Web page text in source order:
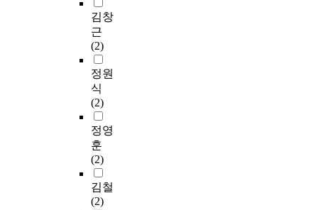
김창
근
(2)
정원
식
(2)
정영
훈
(2)
김철
(2)